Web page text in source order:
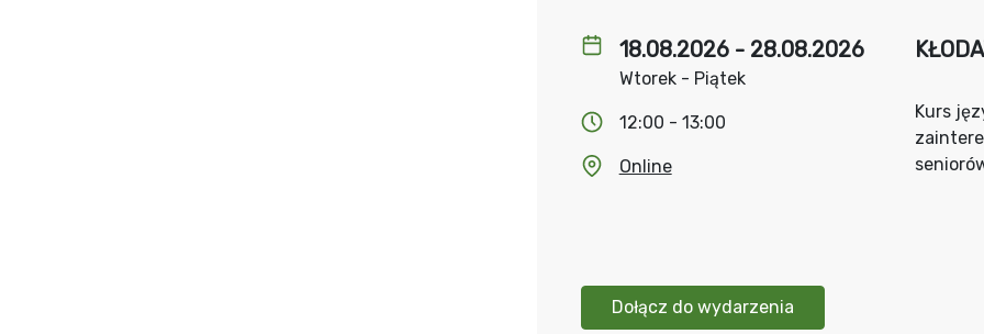
18.08.2026 - 28.08.2026
Wtorek - Piątek
12:00 - 13:00
Online
Dołącz do wydarzenia
Kurs